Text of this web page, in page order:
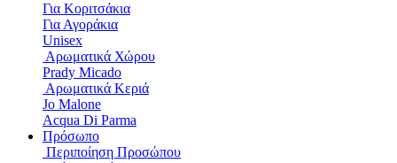
Για Κοριτσάκια
Για Αγοράκια
Unisex
Αρωματικά Χώρου​
Prady Micado
Αρωματικά Κεριά
Jo Malone
Αcqua Di Parma
Πρόσωπο
Περιποίηση Προσώπου